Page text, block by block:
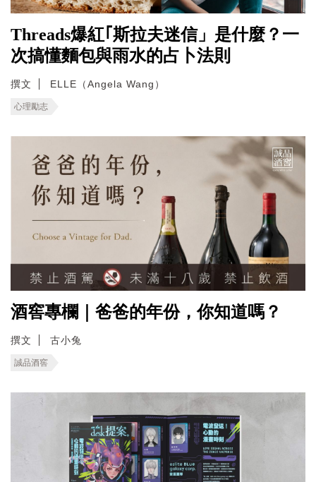
Threads爆紅｢斯拉夫迷信」是什麼？一
次搞懂麵包與雨水的占卜法則
撰文 ELLE（Angela Wang）
心理勵志
酒窖專欄｜爸爸的年份，你知道嗎？
撰文 古小兔
誠品酒窖